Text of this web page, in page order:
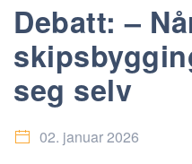
Debatt: –
seg selv
02. januar 2026